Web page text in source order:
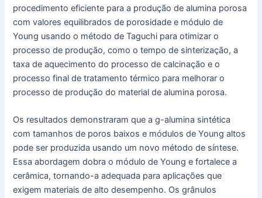
procedimento eficiente para a produção de alumina porosa
com valores equilibrados de porosidade e módulo de
Young usando o método de Taguchi para otimizar o
processo de produção, como o tempo de sinterização, a
taxa de aquecimento do processo de calcinação e o
processo final de tratamento térmico para melhorar o
processo de produção do material de alumina porosa.
Os resultados demonstraram que a g-alumina sintética
com tamanhos de poros baixos e módulos de Young altos
pode ser produzida usando um novo método de síntese.
Essa abordagem dobra o módulo de Young e fortalece a
cerâmica, tornando-a adequada para aplicações que
exigem materiais de alto desempenho. Os grânulos